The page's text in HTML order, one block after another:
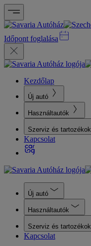
Időpont foglalása
Kezdőlap
Új autó
Használtautók
Szerviz és tartozékok
Kapcsolat
Új autó
Használtautók
Szerviz és tartozékok
Kapcsolat